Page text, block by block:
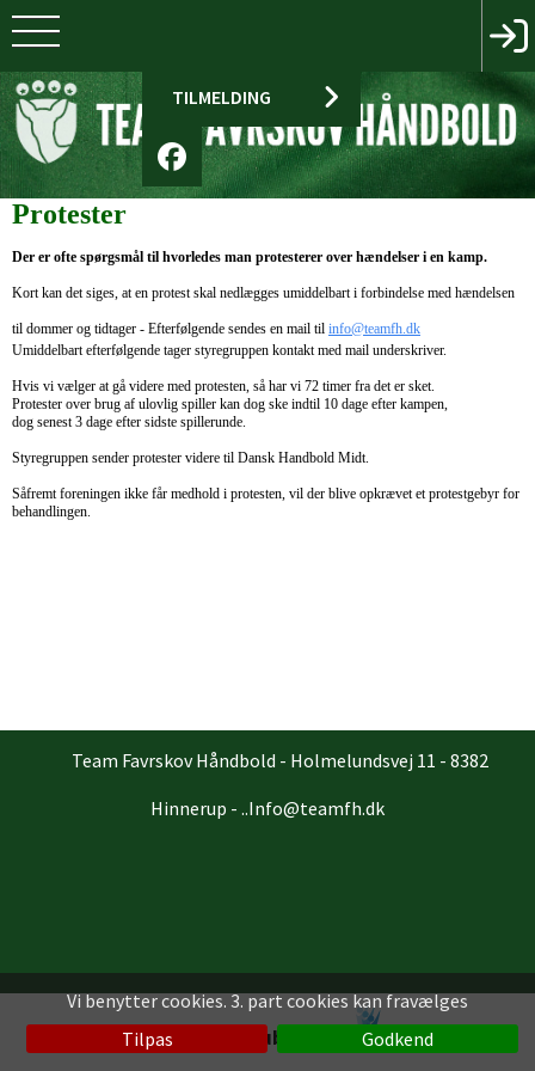
Vi benytter cookies. 3. part cookies kan fravælges
Tilpas
Godkend
TILMELDING
Protester
Der er ofte spørgsmål til hvorledes man protesterer over hændelser i en kamp.
Kort kan det siges, at en protest skal nedlægges umiddelbart i forbindelse med hændelsen
til dommer og tidtager - Efterfølgende sendes en mail til info@teamfh.dk
Umiddelbart efterfølgende tager styregruppen kontakt med mail underskriver.
Hvis vi vælger at gå videre med protesten, så har vi 72 timer fra det er sket.
Protester over brug af ulovlig spiller kan dog ske indtil 10 dage efter kampen,
dog senest 3 dage efter sidste spillerunde.
Styregruppen sender protester videre til Dansk Handbold Midt.
Såfremt foreningen ikke får medhold i protesten, vil der blive opkrævet et protestgebyr for
behandlingen.
Team Favrskov Håndbold - Holmelundsvej 11 - 8382
Hinnerup - ..Info@teamfh.dk
en løsning fra Klubmodul